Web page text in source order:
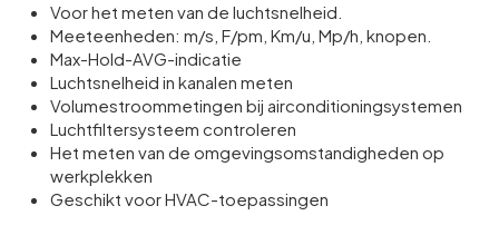
Voor het meten van de luchtsnelheid.
Meeteenheden: m/s, F/pm, Km/u, Mp/h, knopen.
Max-Hold-AVG-indicatie
Luchtsnelheid in kanalen meten
Volumestroommetingen bij airconditioningsystemen
Luchtfiltersysteem controleren
Het meten van de omgevingsomstandigheden op
werkplekken
Geschikt voor HVAC-toepassingen